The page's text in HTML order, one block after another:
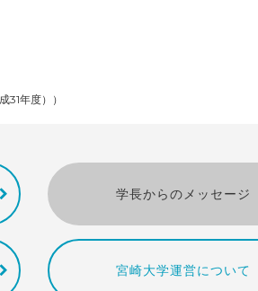
31年度））
学長からのメッセージ
宮崎大学運営について